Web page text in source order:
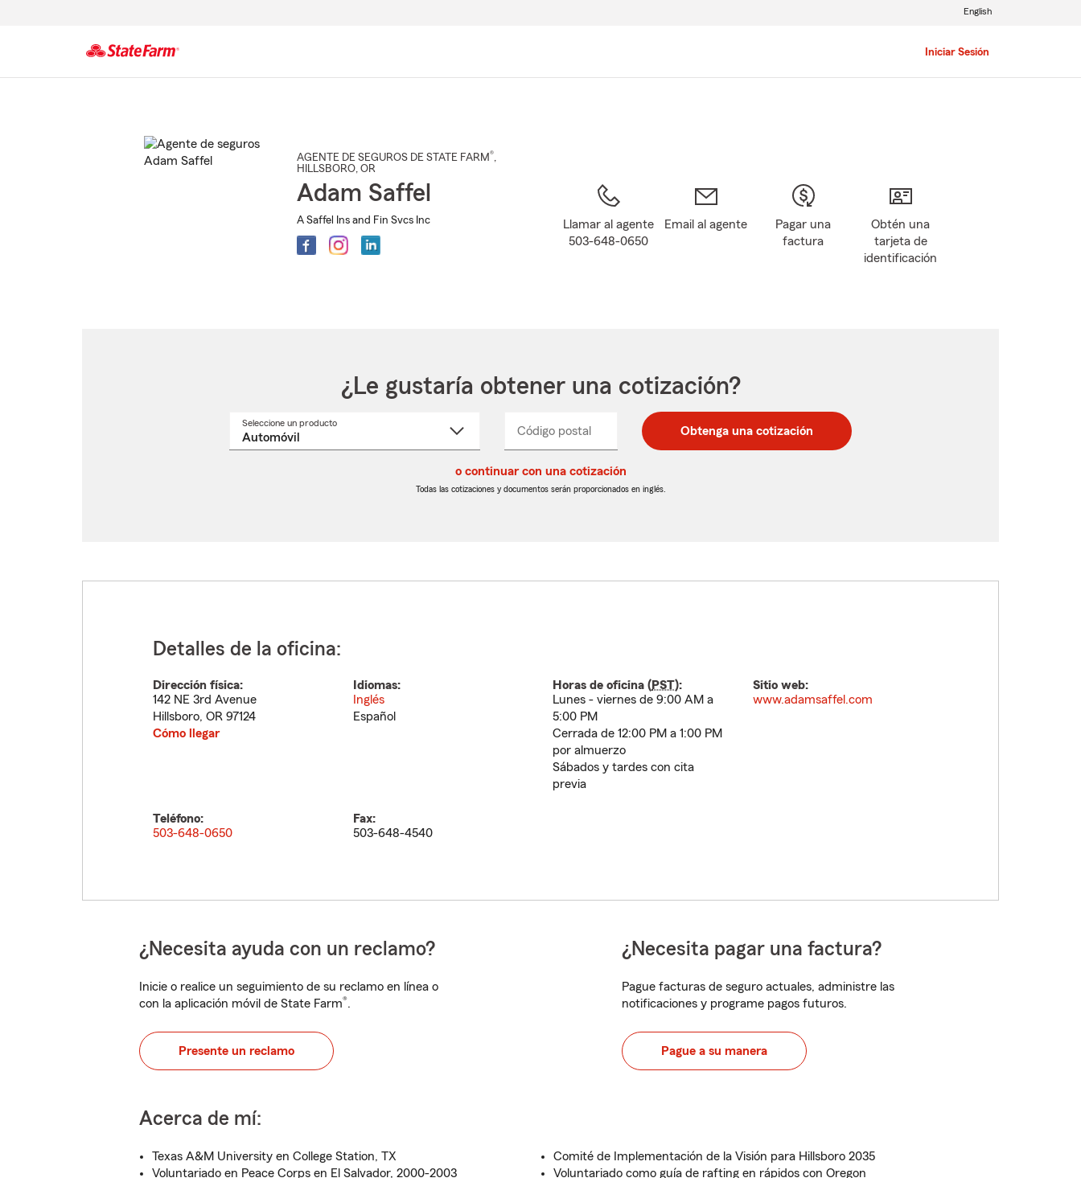
Iniciar Sesión
English
AGENTE DE SEGUROS DE STATE FARM®,
HILLSBORO, OR
Adam Saffel
A Saffel Ins and Fin Svcs Inc
Llamar al agente
503-648-0650
Email al agente
Pagar una
factura
Obtén una
tarjeta de
identificación
¿Le gustaría obtener una cotización?
Seleccione un productoSeleccione
Código postal
postal
de
postal
de
_____ Obtenga una cotización
o continuar con una cotización
Todas las cotizaciones y documentos serán proporcionados en inglés.
Detalles de la oficina:
Dirección física:
142 NE 3rd Avenue
Hillsboro, OR 97124
Cómo llegar
Idiomas:
Inglés
Español
Horas de oficina (PST):
Lunes - viernes de 9:00 AM a
5:00 PM
Cerrada de 12:00 PM a 1:00 PM
por almuerzo
Sábados y tardes con cita
previa
Sitio web:
www.adamsaffel.com
Teléfono:
503-648-0650
Fax:
503-648-4540
¿Necesita ayuda con un reclamo?
Inicie o realice un seguimiento de su reclamo en línea o
con la aplicación móvil de State Farm®.
Presente un reclamo
¿Necesita pagar una factura?
Pague facturas de seguro actuales, administre las
notificaciones y programe pagos futuros.
Pague a su manera
Acerca de mí:
Texas A&M University en College Station, TX
Voluntariado en Peace Corps en El Salvador, 2000-2003
Comité de Implementación de la Visión para Hillsboro 2035
Voluntariado como guía de rafting en rápidos con Oregon